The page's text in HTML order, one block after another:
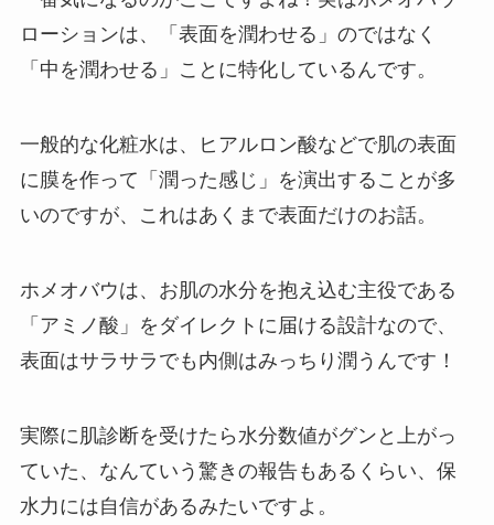
ローションは、「表面を潤わせる」のではなく
「中を潤わせる」ことに特化しているんです。
一般的な化粧水は、ヒアルロン酸などで肌の表面
に膜を作って「潤った感じ」を演出することが多
いのですが、これはあくまで表面だけのお話。
ホメオバウは、お肌の水分を抱え込む主役である
「アミノ酸」をダイレクトに届ける設計なので、
表面はサラサラでも内側はみっちり潤うんです！
実際に肌診断を受けたら水分数値がグンと上がっ
ていた、なんていう驚きの報告もあるくらい、保
水力には自信があるみたいですよ。